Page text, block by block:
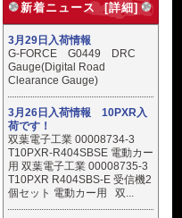
新着ニュース [詳細]
3月29日入荷情報
G-FORCE G0449 DRC
Gauge(Digital Road
Clearance Gauge)
3月26日入荷情報 10PXR入
荷です！
双葉電子工業 00008734-3
T10PXR-R404SBSE 電動カー
用 双葉電子工業 00008735-3
T10PXR R404SBS-E 受信機2
個セット 電動カー用 双...